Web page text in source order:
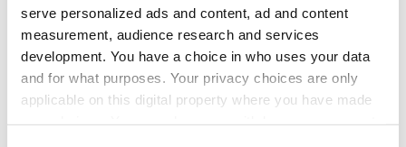
serve personalized ads and content, ad and content
measurement, audience research and services
development. You have a choice in who uses your data
and for what purposes. Your privacy choices are only
applicable on this digital property where you have made
Kapitał własny Sfinansowany
Sfinansowany